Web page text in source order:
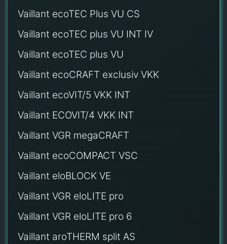
Vaillant ecoTEC Plus VU CS
Vaillant ecoTEC plus VU INT IV
Vaillant ecoTEC plus VU
Vaillant ecoCRAFT exclusiv VKK
Vaillant ecoVIT/5 VKK INT
Vaillant ECOVIT/4 VKK INT
Vaillant VGR megaCRAFT
Vaillant ecoCOMPACT VSC
Vaillant eloBLOCK VE
Vaillant VGR eloLITE pro
Vaillant VGR eloLITE pro 6
Vaillant aroTHERM split AS